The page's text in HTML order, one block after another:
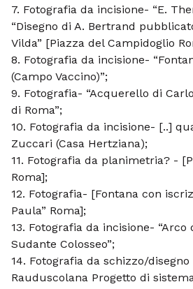
7. Fotografia da incisione- “E.
“Disegno di A. Bertrand
Vilda” [Piazza del Campidoglio
8. Fotografia da incisione-
(Campo Vaccino)”;
9. Fotografia- “Acquerello di
di Roma”;
10. Fotografia da incisione- [..]
Zuccari (Casa Hertziana);
11. Fotografia da planimetria? -
Roma];
12. Fotografia- [Fontana con
Paula” Roma];
13. Fotografia da incisione-
Sudante Colosseo”;
14. Fotografia da schizzo/disegno
Rauduscolana Progetto di